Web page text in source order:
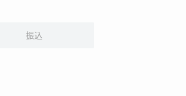
振込